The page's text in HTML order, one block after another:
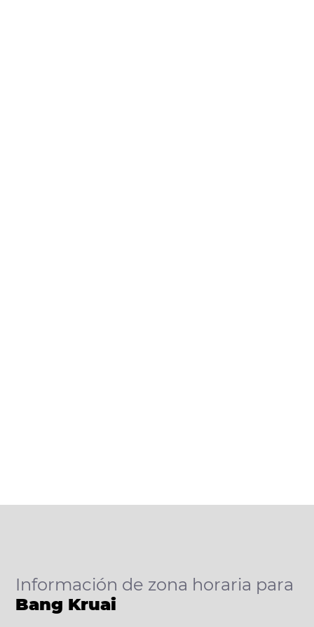
Información de zona horaria para
Bang Kruai